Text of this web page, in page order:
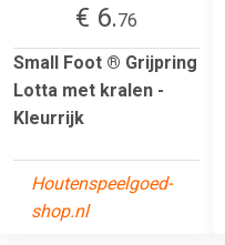
€ 6.76
Small Foot ® Grijpring
Lotta met kralen -
Kleurrijk
Houtenspeelgoed-
shop.nl